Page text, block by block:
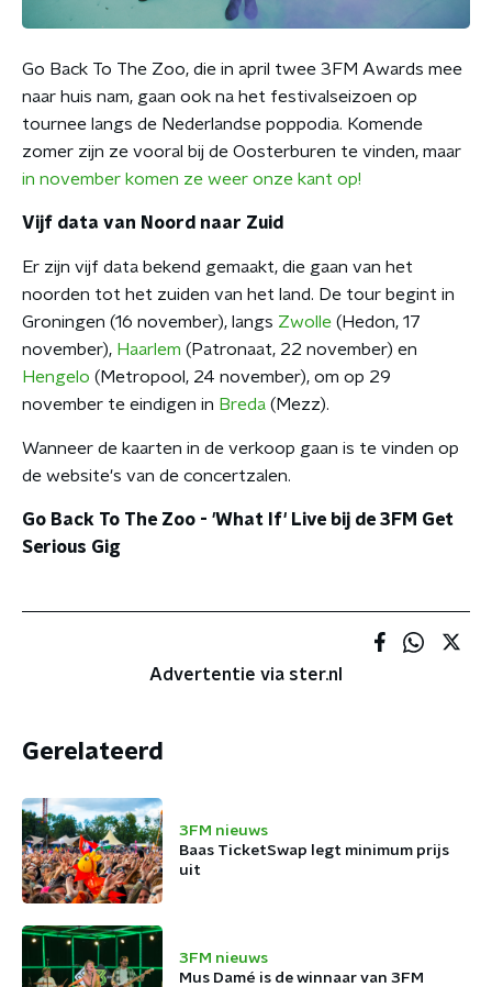
Go Back To The Zoo, die in april twee 3FM Awards mee
naar huis nam, gaan ook na het festivalseizoen op
tournee langs de Nederlandse poppodia. Komende
zomer zijn ze vooral bij de Oosterburen te vinden, maar
in november komen ze weer onze kant op!
Vijf data van Noord naar Zuid
Er zijn vijf data bekend gemaakt, die gaan van het
noorden tot het zuiden van het land. De tour begint in
Groningen (16 november), langs Zwolle (Hedon, 17
november), Haarlem (Patronaat, 22 november) en
Hengelo (Metropool, 24 november), om op 29
november te eindigen in Breda (Mezz).
Wanneer de kaarten in de verkoop gaan is te vinden op
de website's van de concertzalen.
Go Back To The Zoo - 'What If' Live bij de 3FM Get
Serious Gig
Advertentie via ster.nl
Gerelateerd
3FM nieuws
Baas TicketSwap legt minimum prijs
uit
3FM nieuws
Mus Damé is de winnaar van 3FM